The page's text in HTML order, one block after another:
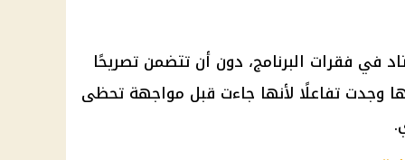
في فقرات البرنامج، دون أن تتضمن تصريحًا
وجدت تفاعلًا لأنها جاءت قبل مواجهة تحظى